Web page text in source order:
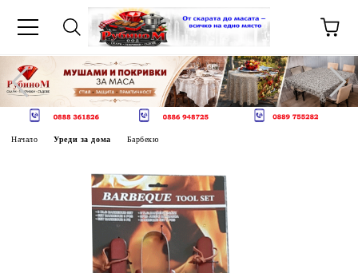
Начало Уреди за дома Барбекю